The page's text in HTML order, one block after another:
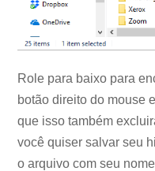
Role para baixo para
botão direito do mouse
que isso também
você quiser salvar seu
o arquivo com seu